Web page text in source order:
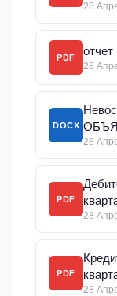
28
PDF
отчет
28
DOCX
28
PDF
28
PDF
28